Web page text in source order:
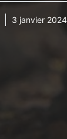
3 janvier 2024